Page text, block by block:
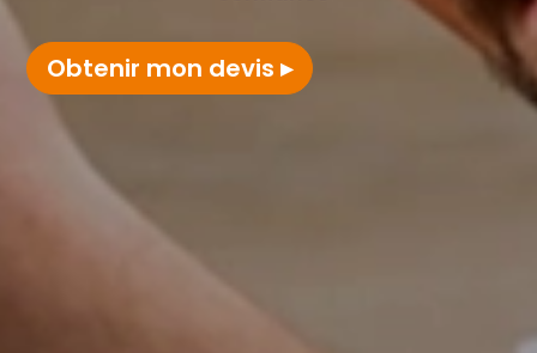
Obtenir mon devis